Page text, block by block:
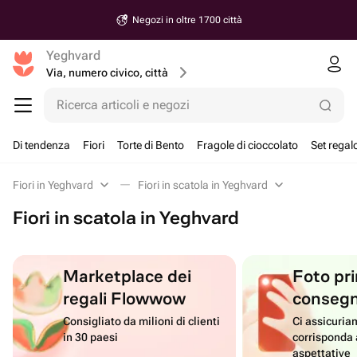
Negozi in oltre 1700 città
Yeghvard
Via, numero civico, città
Ricerca articoli e negozi
Di tendenza Fiori Torte di Bento Fragole di cioccolato Set
Fiori in Yeghvard Fiori in scatola in Yeghvard
Fiori in scatola in Yeghvard
Marketplace dei
regali Flowwow
Consigliato da milioni di clienti
in 30 paesi
Foto
Ci
corrisponda
aspettative